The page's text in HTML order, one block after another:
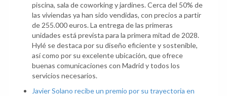
piscina, sala de coworking y jardines. Cerca del 50% de
las viviendas ya han sido vendidas, con precios a partir
de 255.000 euros. La entrega de las primeras
unidades está prevista para la primera mitad de 2028.
Hylé se destaca por su diseño eficiente y sostenible,
así como por su excelente ubicación, que ofrece
buenas comunicaciones con Madrid y todos los
servicios necesarios.
Javier Solano recibe un premio por su trayectoria en